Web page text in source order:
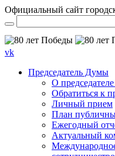
Официальный сайт
vk
Председатель Думы
О
Обратиться к
Личный прием
План
Ежегодный
Актуальный